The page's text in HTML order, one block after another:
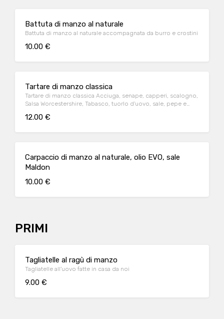
Battuta di manzo al naturale
Battuta di manzo al naturale accompagnata da burro e crostini
10.00 €
Tartare di manzo classica
Tartare di manzo classica Acciuga, senape, capperi, scalogno,
Salsa Worcestershire, Tabasco, tuorlo d'uovo, sale, pepe e
12.00 €
Carpaccio di manzo al naturale, olio EVO, sale
Maldon
10.00 €
PRIMI
Tagliatelle al ragù di manzo
Tagliatelle all'uovo fatte in casa da noi
9.00 €